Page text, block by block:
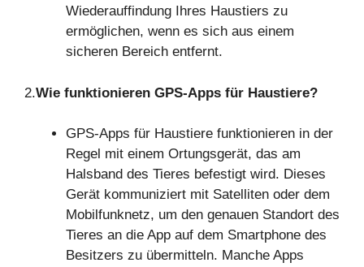
Wiederauffindung Ihres Haustiers zu
ermöglichen, wenn es sich aus einem
sicheren Bereich entfernt.
2.Wie funktionieren GPS-Apps für Haustiere?
GPS-Apps für Haustiere funktionieren in der
Regel mit einem Ortungsgerät, das am
Halsband des Tieres befestigt wird. Dieses
Gerät kommuniziert mit Satelliten oder dem
Mobilfunknetz, um den genauen Standort des
Tieres an die App auf dem Smartphone des
Besitzers zu übermitteln. Manche Apps